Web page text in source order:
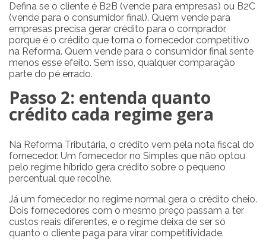
Defina se o cliente é B2B (vende para empresas) ou B2C
(vende para o consumidor final). Quem vende para
empresas precisa gerar crédito para o comprador,
porque é o crédito que torna o fornecedor competitivo
na Reforma. Quem vende para o consumidor final sente
menos esse efeito. Sem isso, qualquer comparação
parte do pé errado.
Passo 2: entenda quanto
crédito cada regime gera
Na Reforma Tributária, o crédito vem pela nota fiscal do
fornecedor. Um fornecedor no Simples que não optou
pelo regime híbrido gera crédito sobre o pequeno
percentual que recolhe.
Já um fornecedor no regime normal gera o crédito cheio.
Dois fornecedores com o mesmo preço passam a ter
custos reais diferentes, e o regime deixa de ser só
quanto o cliente paga para virar competitividade.